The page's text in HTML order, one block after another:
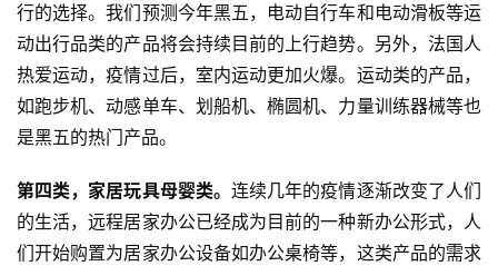
行的选择。我们预测今年黑五，电动自行车和电动滑板等运
动出行品类的产品将会持续目前的上行趋势。另外，法国人
热爱运动，疫情过后，室内运动更加火爆。运动类的产品，
如跑步机、动感单车、划船机、椭圆机、力量训练器械等也
是黑五的热门产品。
第四类， 家居玩具母婴类。 连续几年的疫情逐渐改变了人们
的生活，远程居家办公已经成为目前的一种新办公形式，人
们开始购置为居家办公设备如办公桌椅等，这类产品的需求